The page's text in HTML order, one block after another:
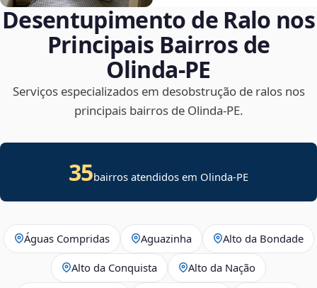
Desentupimento de Ralo nos
Principais Bairros de
Olinda‑PE
Serviços especializados em desobstrução de ralos nos
principais bairros de Olinda‑PE.
35bairros atendidos em Olinda-PE
Águas Compridas Aguazinha Alto da Bondade
Alto da Conquista Alto da Nação